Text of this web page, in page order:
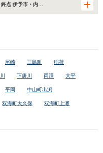
終点:伊予市・内…
尾崎 三島町 稲荷
下唐川 両澤 大平
平岡 中山町出渕
双海町大久保 双海町上灘